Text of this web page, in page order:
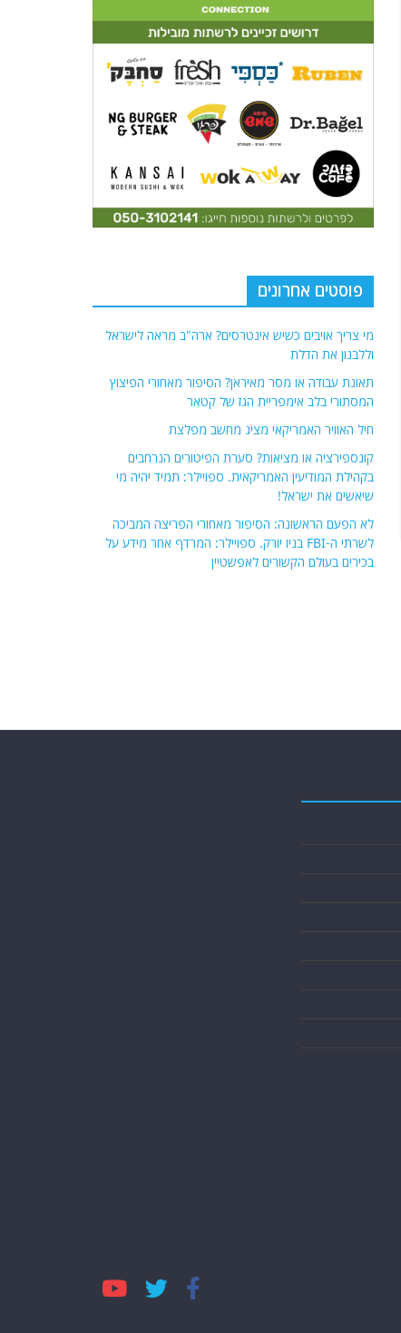
פוסטים אחרונים
מי צריך אויבים כשיש אינטרסים? ארה"ב מראה לישראל
וללבנון את הדלת
תאונת עבודה או מסר מאיראן? הסיפור מאחורי הפיצוץ
המסתורי בלב אימפריית הגז של קטאר
חיל האוויר האמריקאי מציג מחשב מפלצת
קונספירציה או מציאות? סערת הפיטורים הנרחבים
בקהילת המודיעין האמריקאית. ספויילר: תמיד יהיה מי
שיאשים את ישראל!
לא הפעם הראשונה: הסיפור מאחורי הפריצה המביכה
לשרתי ה-FBI בניו יורק. ספויילר: המרדף אחר מידע על
בכירים בעולם הקשורים לאפשטיין